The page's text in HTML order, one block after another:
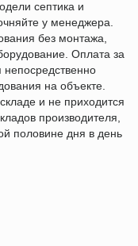
септика и
у менеджера.
без монтажа,
Оплата за
непосредственно
на объекте.
и не приходится
производителя,
половине дня в день